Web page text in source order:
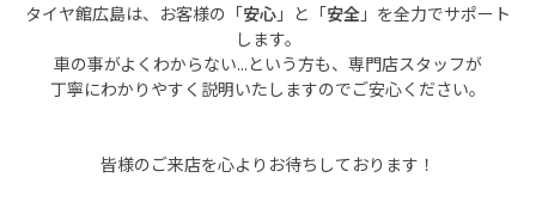
タイヤ館広島は、お客様の「安心 」と「安全 」を全力でサポート
します。
車の事がよくわからない...という方も、専門店スタッフが
丁寧にわかりやすく説明いたしますのでご安心ください。
皆様のご来店を心よりお待ちしております！